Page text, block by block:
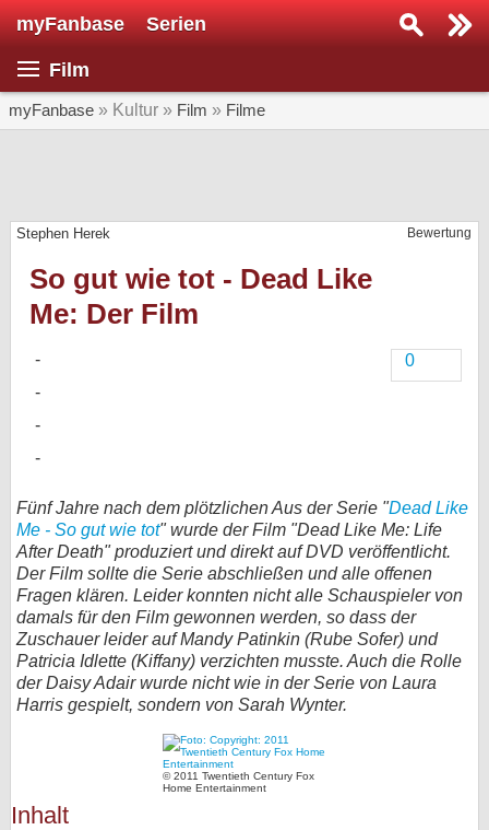
myFanbase Serien
Film
myFanbase » Kultur » Film » Filme
Bewertung
Stephen Herek
So gut wie tot - Dead Like
Me: Der Film
0
Fünf Jahre nach dem plötzlichen Aus der Serie "Dead Like
Me - So gut wie tot" wurde der Film "Dead Like Me: Life
After Death" produziert und direkt auf DVD veröffentlicht.
Der Film sollte die Serie abschließen und alle offenen
Fragen klären. Leider konnten nicht alle Schauspieler von
damals für den Film gewonnen werden, so dass der
Zuschauer leider auf Mandy Patinkin (Rube Sofer) und
Patricia Idlette (Kiffany) verzichten musste. Auch die Rolle
der Daisy Adair wurde nicht wie in der Serie von Laura
Harris gespielt, sondern von Sarah Wynter.
© 2011 Twentieth Century Fox
Home Entertainment
Inhalt
Serie suchen...
SERIEN
Veranstaltungen
bei X
bei Facebook
Kontakt
Nutzungsbedingungen
Datenschutz
Cookie-Einstellungen